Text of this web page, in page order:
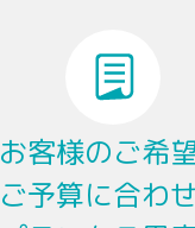
お客様のご希
ご予算に合わ